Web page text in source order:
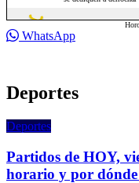
WhatsApp
Deportes
Deportes
Partidos de HOY,
horario y por